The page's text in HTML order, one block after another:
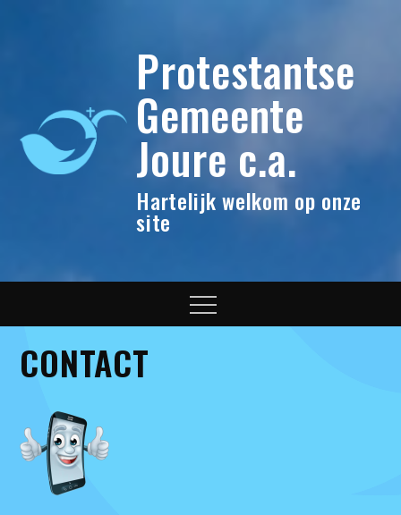
Protestantse
Gemeente
Joure c.a.
Hartelijk welkom op onze
site
Menu
CONTACT